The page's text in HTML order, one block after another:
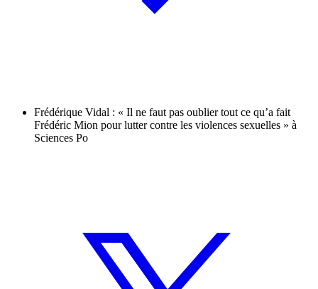
Frédérique Vidal : « Il ne faut pas oublier tout ce qu’a fait
Frédéric Mion pour lutter contre les violences sexuelles » à
Sciences Po